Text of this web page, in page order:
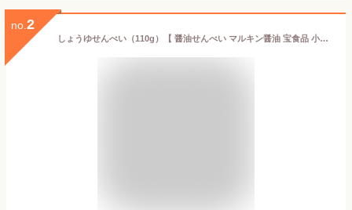
no. 2
しょうゆせんべい（110g）【 醤油せんべい マルキン醤油 宝食品 小豆島 揚げせん しょうゆ せんべい お土産 人気 オリーブ園 】